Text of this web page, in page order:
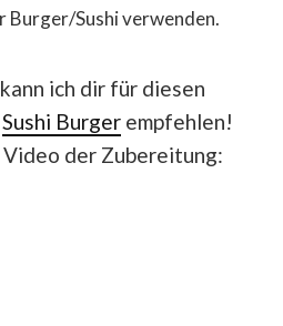
Burger/Sushi verwenden.
ich dir für diesen
Sushi Burger empfehlen!
der Zubereitung: